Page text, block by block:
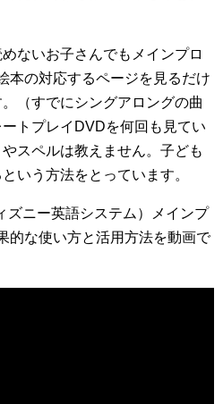
ないお子さんでもメインプロ
本の対応するページを見るだけ
（すでにシングアロングの曲
トプレイDVDを何回も見てい
スペルは教えません。子ども
いう方法をとっています。
ズニー英語システム）メインプ
的な使い方と活用方法を動画で